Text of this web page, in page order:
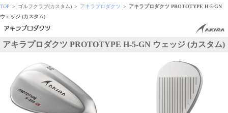
TOP ＞ ゴルフクラブ(カスタム) ＞ アキラプロダクツ ＞ アキラプロダクツ PROTOTYPE H-5-GN
ウェッジ (カスタム)
アキラプロダクツ PROTOTYPE H-5-GN ウェッジ (カスタム)